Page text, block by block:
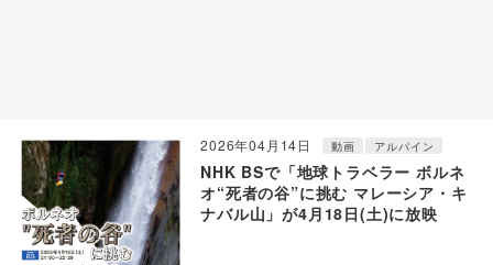
2026年04月14日 動画 アルパイン
NHK BSで「地球トラベラー ボルネ
オ“死者の谷”に挑む マレーシア・キ
ナバル山」が4月18日(土)に放映